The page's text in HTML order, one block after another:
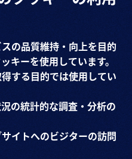
の品質維持・向上を目的
キーを使用しています。
する目的では使用してい
の統計的な調査・分析の
イトへのビジターの訪問